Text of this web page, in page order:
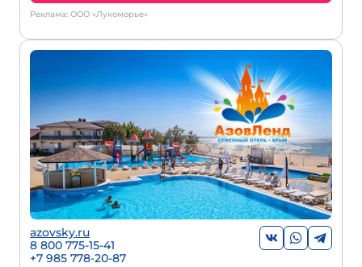
Реклама: ООО «Лукоморье»
azovsky.ru
8 800 775-15-41
+7 985 778-20-87